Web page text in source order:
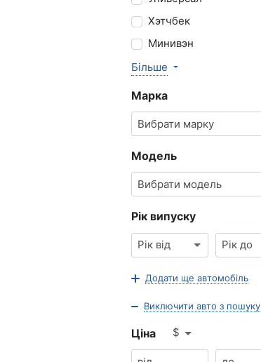
Хэтчбек
Минивэн
Більше
Марка
Вибрати марку
Модель
Вибрати модель
Рік випуску
Рік від Рік до
Додати ще автомобіль
Виключити авто з пошуку
Ціна $